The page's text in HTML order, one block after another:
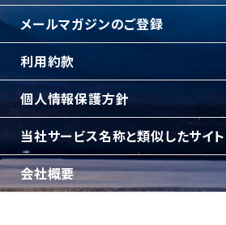
メールマガジンのご登録
利用約款
個人情報保護方針
当社サービス名称と類似したサイ
会社概要